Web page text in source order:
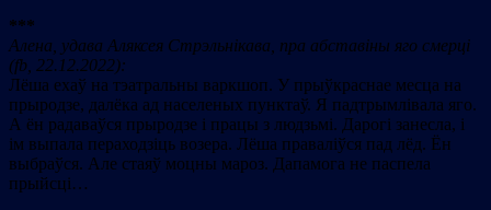
***
Алена, удава Аляксея Стрэльнікава, пра абставіны яго смерці
(fb, 22.12.2022):
Лёша ехаў на тэатральны варкшоп. У прыўкраснае месца на
прыродзе, далёка ад населеных пунктаў. Я падтрымлівала яго.
А ён радаваўся прыродзе і працы з людзьмі. Дарогі занесла, і
ім выпала пераходзіць возера. Лёша праваліўся пад лёд. Ён
выбраўся. Але стаяў моцны мароз. Дапамога не паспела
прыйсці…